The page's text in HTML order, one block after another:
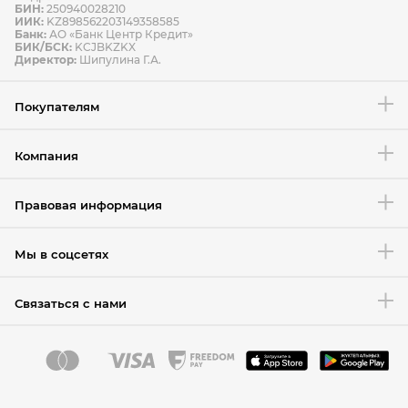
Условия возврата товара
БИН: 250940028210
ИИК: KZ898562203149358585
Банк: АО «Банк Центр Кредит»
БИК/БСК: KCJBKZKX
Директор: Шипулина Г.А.
Покупателям
Компания
Правовая информация
Мы в соцсетях
Связаться с нами